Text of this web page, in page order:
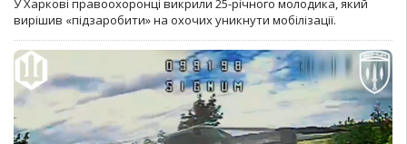
У Харкові правоохоронці викрили 25-річного молодика, який
вирішив «підзаробити» на охочих уникнути мобілізації.